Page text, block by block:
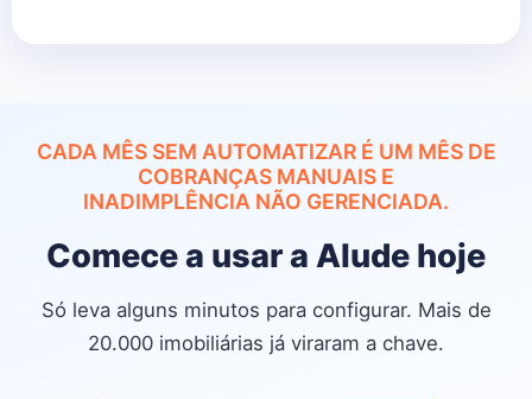
CADA MÊS SEM AUTOMATIZAR É UM MÊS DE
COBRANÇAS MANUAIS E
INADIMPLÊNCIA NÃO GERENCIADA.
Comece a usar a Alude hoje
Só leva alguns minutos para configurar. Mais de
20.000 imobiliárias já viraram a chave.